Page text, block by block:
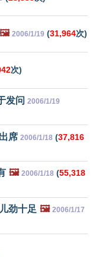
🖼️ 2006/1/19 (31,964次)
次)
发问 2006/1/19
席 2006/1/18 (37,816
🖼️ 2006/1/18 (55,318
劲十足 🖼️ 2006/1/17